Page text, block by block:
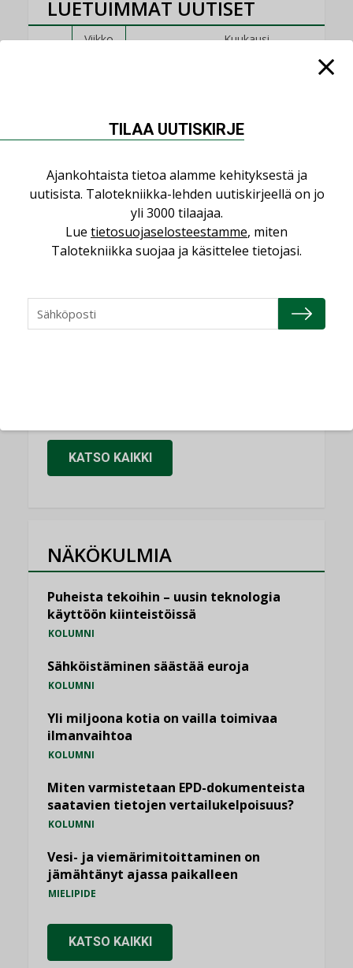
LUETUIMMAT UUTISET
Viikko Kuukausi
Kolumni: Ilmastonmuutos muuttaa
Bravida sai LVI-urakoita koulujen
perusparannushankkeissa
AJANKOHTAISTA,TILAAJILLE
yhdistävät useita teknisiä osaamisalueita
saman katon alle”
KATSO KAIKKI
NÄKÖKULMIA
Puheista tekoihin – uusin teknologia
käyttöön kiinteistöissä
KOLUMNI
Sähköistäminen säästää euroja
KOLUMNI
Yli miljoona kotia on vailla toimivaa
ilmanvaihtoa
KOLUMNI
Miten varmistetaan EPD-dokumenteista
saatavien tietojen vertailukelpoisuus?
KOLUMNI
Vesi- ja viemärimitoittaminen on
jämähtänyt ajassa paikalleen
MIELIPIDE
KATSO KAIKKI
TILAA UUTISKIRJE
Ajankohtaista tietoa alamme kehityksestä ja
uutisista. Talotekniikka-lehden uutiskirjeellä on jo
yli 3000 tilaajaa.
Lue tietosuojaselosteestamme, miten
Talotekniikka suojaa ja käsittelee tietojasi.